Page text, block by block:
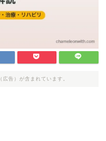
告）が含まれています。